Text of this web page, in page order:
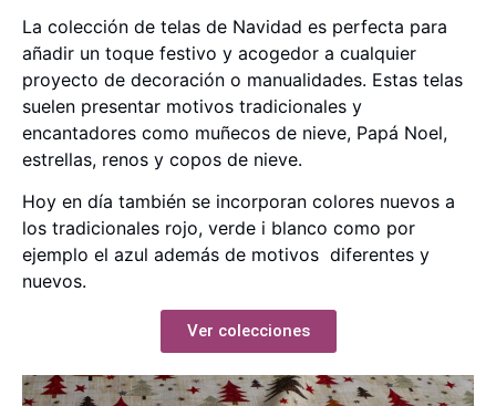
La colección de telas de Navidad es perfecta para
añadir un toque festivo y acogedor a cualquier
proyecto de decoración o manualidades. Estas telas
suelen presentar motivos tradicionales y
encantadores como muñecos de nieve, Papá Noel,
estrellas, renos y copos de nieve.
Hoy en día también se incorporan colores nuevos a
los tradicionales rojo, verde i blanco como por
ejemplo el azul además de motivos diferentes y
nuevos.
Ver colecciones